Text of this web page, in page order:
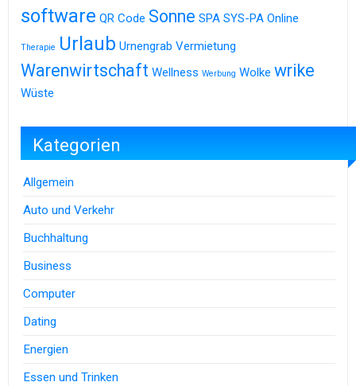
software QR Code Sonne SPA SYS-PA Online
Therapie Urlaub Urnengrab Vermietung
Warenwirtschaft Wellness Werbung Wolke wrike
Wüste
Kategorien
Allgemein
Auto und Verkehr
Buchhaltung
Business
Computer
Dating
Energien
Essen und Trinken